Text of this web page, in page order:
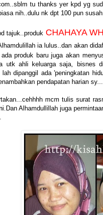
tu thanks yer kpd yg
nih..dulu nk dpt 100 pun
tajuk..produk CHAHAYA
ia lulus..dan akan
produk baru juga akan
utk ahli keluarga saja, bisnes
lah dipanggil ada 'peningkatan
pendapatan harian
mcm tulis surat
Alhamdullillah juga